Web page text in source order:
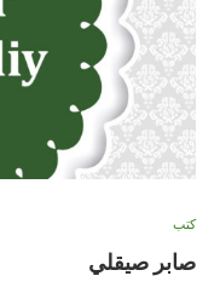
كتب
صابر صيقلي